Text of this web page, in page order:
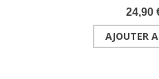
protecteurs &
24,90
AJOUTER